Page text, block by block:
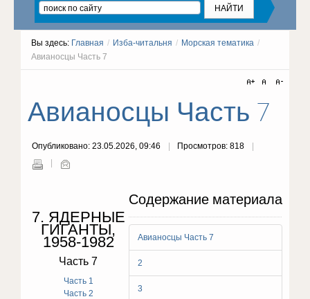
Вы здесь: Главная / Изба-читальня / Морская тематика /
Авианосцы Часть 7
Авианосцы Часть 7
Опубликовано: 23.05.2026, 09:46 Просмотров: 818
Содержание материала
Авианосцы Часть 7
2
3
7. ЯДЕРНЫЕ
ГИГАНТЫ,
1958-1982
Часть 7
Часть 1
Часть 2